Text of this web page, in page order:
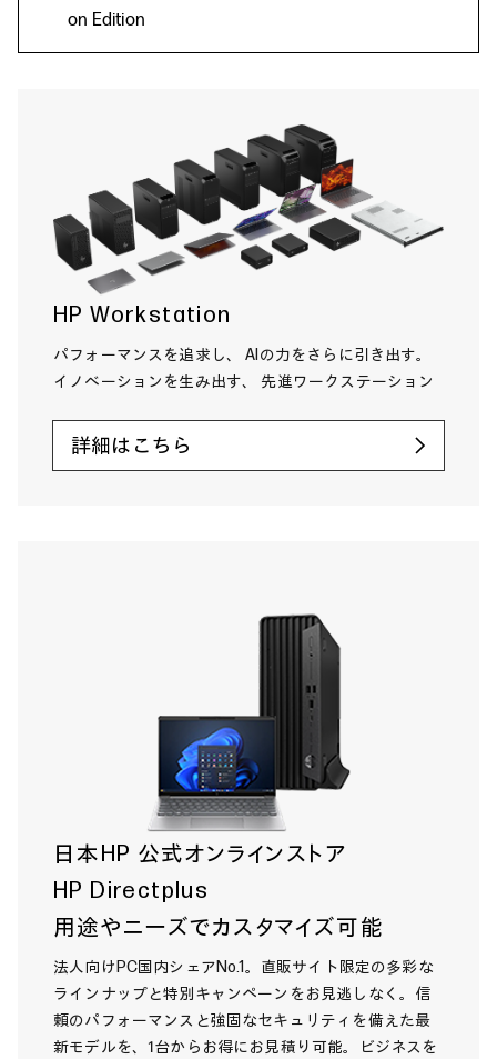
on Edition
HP Workstation
パフォーマンスを追求し、 AIの力をさらに引き出す。
イノベーションを生み出す、 先進ワークステーション
詳細はこちら
日本HP 公式オンラインストア
HP Directplus
用途やニーズでカスタマイズ可能
法人向けPC国内シェアNo.1。直販サイト限定の多彩な
ラインナップと特別キャンペーンをお見逃しなく。信
頼のパフォーマンスと強固なセキュリティを備えた最
新モデルを、1台からお得にお見積り可能。ビジネスを